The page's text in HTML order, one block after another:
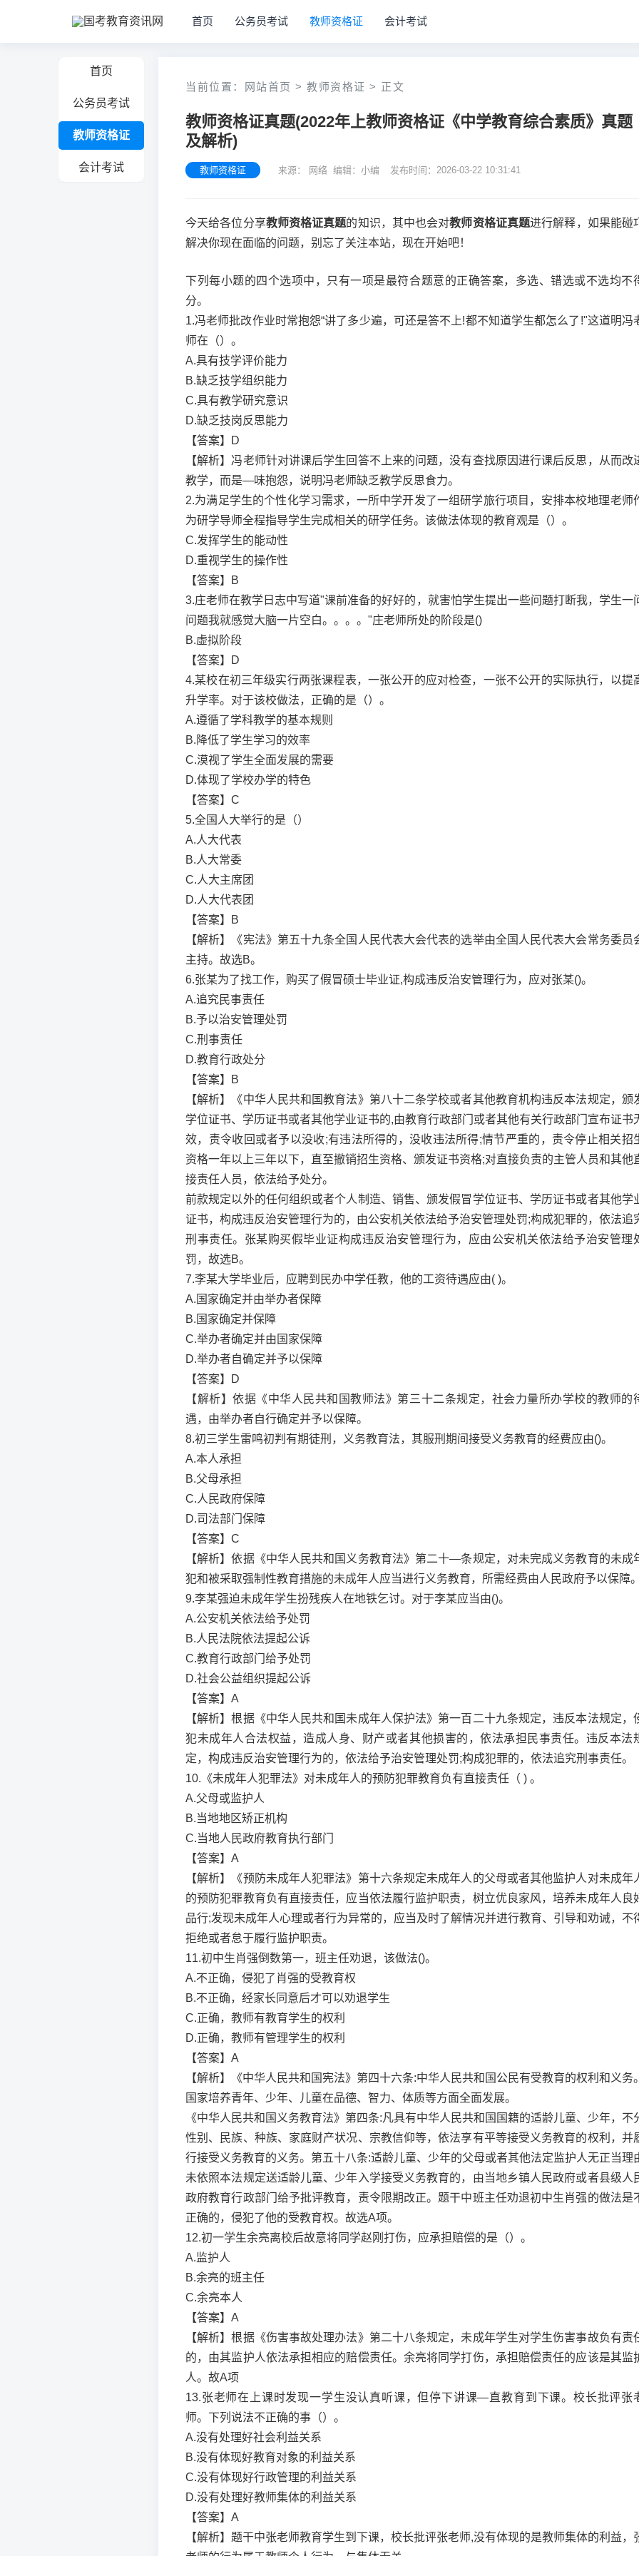
首页 公务员考试 教师资格证 会计考试
首页
公务员考试
教师资格证
会计考试
当前位置： 网站首页 > 教师资格证 > 正文
教师资格证真题(2022年上教师资格证《中学教育综合素质》真题
及解析)
教师资格证 来源： 网络 编辑：小编 发布时间：2026-03-22 10:31:41
今天给各位分享教师资格证真题的知识，其中也会对教师资格证真题进行解释，如果能碰
解决你现在面临的问题，别忘了关注本站，现在开始吧！
下列每小题的四个选项中，只有一项是最符合题意的正确答案，多选、错选或不选均不
分。
1.冯老师批改作业时常抱怨“讲了多少遍，可还是答不上!都不知道学生都怎么了!"这道明冯
师在（）。
A.具有技学评价能力
B.缺乏技学组织能力
C.具有教学研究意识
D.缺乏技岗反思能力
【答案】D
【解析】冯老师针对讲课后学生回答不上来的问题，没有查找原因进行课后反思，从而改
教学，而是—味抱怨，说明冯老师缺乏教学反思食力。
2.为满足学生的个性化学习需求，一所中学开发了一组研学旅行项目，安排本校地理老师
为研学导师全程指导学生完成相关的研学任务。该做法体现的教育观是（）。
C.发挥学生的能动性
D.重视学生的操作性
【答案】B
3.庄老师在教学日志中写道"课前准备的好好的，就害怕学生提出一些问题打断我，学生一
问题我就感觉大脑一片空白。。。。"庄老师所处的阶段是()
B.虚拟阶段
【答案】D
4.某校在初三年级实行两张课程表，一张公开的应对检查，一张不公开的实际执行，以提
升学率。对于该校做法，正确的是（）。
A.遵循了学科教学的基本规则
B.降低了学生学习的效率
C.漠视了学生全面发展的需要
D.体现了学校办学的特色
【答案】C
5.全国人大举行的是（）
A.人大代表
B.人大常委
C.人大主席团
D.人大代表团
【答案】B
【解析】《宪法》第五十九条全国人民代表大会代表的选举由全国人民代表大会常务委员
主持。故选B。
6.张某为了找工作，购买了假冒硕士毕业证,构成违反治安管理行为，应对张某()。
A.追究民事责任
B.予以治安管理处罚
C.刑事责任
D.教育行政处分
【答案】B
【解析】《中华人民共和国教育法》第八十二条学校或者其他教育机构违反本法规定，颁
学位证书、学历证书或者其他学业证书的,由教育行政部门或者其他有关行政部门宣布证书
效，责令收回或者予以没收;有违法所得的，没收违法所得;情节严重的，责令停止相关招
资格一年以上三年以下，直至撤销招生资格、颁发证书资格;对直接负责的主管人员和其他
接责任人员，依法给予处分。
前款规定以外的任何组织或者个人制造、销售、颁发假冒学位证书、学历证书或者其他学
证书，构成违反治安管理行为的，由公安机关依法给予治安管理处罚;构成犯罪的，依法追
刑事责任。张某购买假毕业证构成违反治安管理行为，应由公安机关依法给予治安管理
罚，故选B。
7.李某大学毕业后，应聘到民办中学任教，他的工资待遇应由( )。
A.国家确定并由举办者保障
B.国家确定并保障
C.举办者确定并由国家保障
D.举办者自确定并予以保障
【答案】D
【解析】依据《中华人民共和国教师法》第三十二条规定，社会力量所办学校的教师的
遇，由举办者自行确定并予以保障。
8.初三学生雷鸣初判有期徒刑，义务教育法，其服刑期间接受义务教育的经费应由()。
A.本人承担
B.父母承担
C.人民政府保障
D.司法部门保障
【答案】C
【解析】依据《中华人民共和国义务教育法》第二十—条规定，对未完成义务教育的未成
犯和被采取强制性教育措施的未成年人应当进行义务教育，所需经费由人民政府予以保障。
9.李某强迫未成年学生扮残疾人在地铁乞讨。对于李某应当由()。
A.公安机关依法给予处罚
B.人民法院依法提起公诉
C.教育行政部门给予处罚
D.社会公益组织提起公诉
【答案】A
【解析】根据《中华人民共和国未成年人保护法》第一百二十九条规定，违反本法规定，
犯未成年人合法权益，造成人身、财产或者其他损害的，依法承担民事责任。违反本法
定，构成违反治安管理行为的，依法给予治安管理处罚;构成犯罪的，依法追究刑事责任。
10.《未成年人犯罪法》对未成年人的预防犯罪教育负有直接责任（ ) 。
A.父母或监护人
B.当地地区矫正机构
C.当地人民政府教育执行部门
【答案】A
【解析】《预防未成年人犯罪法》第十六条规定未成年人的父母或者其他监护人对未成年
的预防犯罪教育负有直接责任，应当依法履行监护职责，树立优良家风，培养未成年人良
品行;发现未成年人心理或者行为异常的，应当及时了解情况并进行教育、引导和劝诫，不
拒绝或者怠于履行监护职责。
11.初中生肖强倒数第一，班主任劝退，该做法()。
A.不正确，侵犯了肖强的受教育权
B.不正确，经家长同意后才可以劝退学生
C.正确，教师有教育学生的权利
D.正确，教师有管理学生的权利
【答案】A
【解析】《中华人民共和国宪法》第四十六条:中华人民共和国公民有受教育的权利和义务。
国家培养青年、少年、儿童在品德、智力、体质等方面全面发展。
《中华人民共和国义务教育法》第四条:凡具有中华人民共和国国籍的适龄儿童、少年，不
性别、民族、种族、家庭财产状况、宗教信仰等，依法享有平等接受义务教育的权利，并
行接受义务教育的义务。第五十八条:适龄儿童、少年的父母或者其他法定监护人无正当理
未依照本法规定送适龄儿童、少年入学接受义务教育的，由当地乡镇人民政府或者县级人
政府教育行政部门给予批评教育，责令限期改正。题干中班主任劝退初中生肖强的做法是
正确的，侵犯了他的受教育权。故选A项。
12.初一学生余亮离校后故意将同学赵刚打伤，应承担赔偿的是（）。
A.监护人
B.余亮的班主任
C.余亮本人
【答案】A
【解析】根据《伤害事故处理办法》第二十八条规定，未成年学生对学生伤害事故负有责
的，由其监护人依法承担相应的赔偿责任。余亮将同学打伤，承担赔偿责任的应该是其监
人。故A项
13.张老师在上课时发现一学生没认真听课，但停下讲课—直教育到下课。校长批评张
师。下列说法不正确的事（）。
A.没有处理好社会利益关系
B.没有体现好教育对象的利益关系
C.没有体现好行政管理的利益关系
D.没有处理好教师集体的利益关系
【答案】A
【解析】题干中张老师教育学生到下课，校长批评张老师,没有体现的是教师集体的利益，